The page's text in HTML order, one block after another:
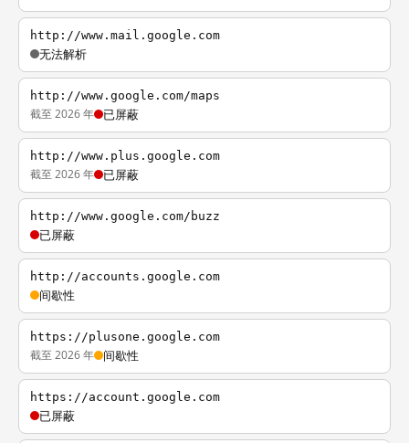
http://www.mail.google.com
无法解析
http://www.google.com/maps
截至 2026 年 已屏蔽
http://www.plus.google.com
截至 2026 年 已屏蔽
http://www.google.com/buzz
已屏蔽
http://accounts.google.com
间歇性
https://plusone.google.com
截至 2026 年 间歇性
https://account.google.com
已屏蔽